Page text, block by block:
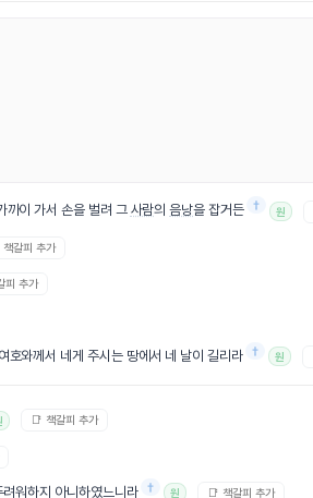
까이 가서 손을 벌려 그 사람의음낭을 잡거든 † 원
책갈피 추가
피 추가
여호와께서 네게 주시는 땅에서 네 날이 길리라 † 원
📑 책갈피 추가
려워하지 아니하였느니라 † 원 📑 책갈피 추가